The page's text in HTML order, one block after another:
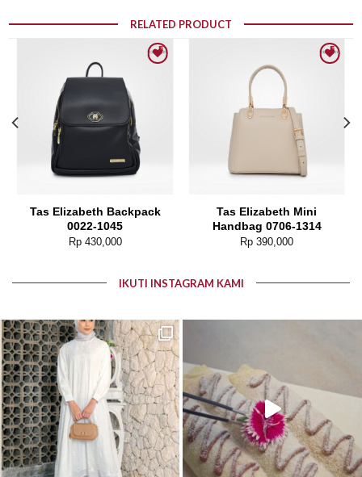
RELATED PRODUCT
Add to wishlist
Tas Elizabeth Backpack
0022-1045
Rp430,000
Add to wishlist
Tas Elizabeth Mini
Handbag 0706-1314
Rp 390,000
IKUTI INSTAGRAM KAMI